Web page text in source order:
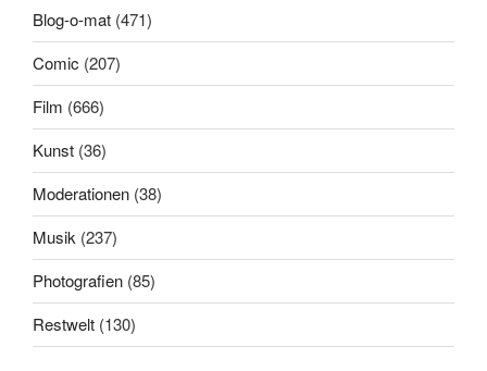
Blog-o-mat (471)
Comic (207)
Film (666)
Kunst (36)
Moderationen (38)
Musik (237)
Photografien (85)
Restwelt (130)